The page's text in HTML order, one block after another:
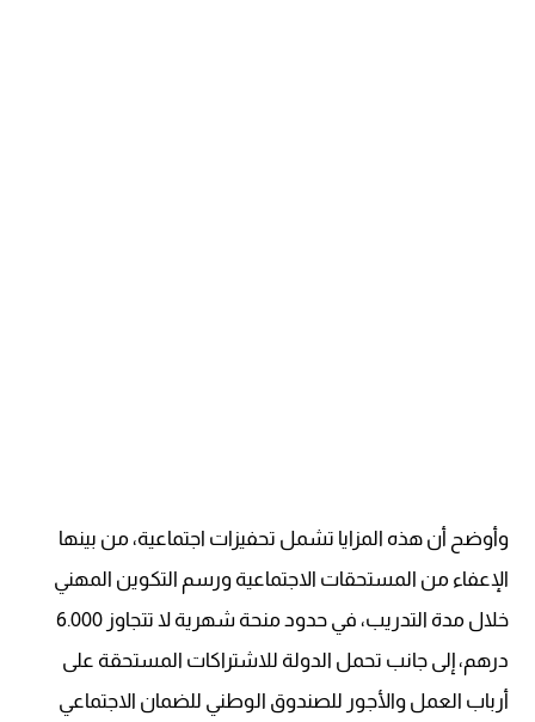
وأوضح أن هذه المزايا تشمل تحفيزات اجتماعية، من بينها
الإعفاء من المستحقات الاجتماعية ورسم التكوين المهني
خلال مدة التدريب، في حدود منحة شهرية لا تتجاوز 6.000
درهم، إلى جانب تحمل الدولة للاشتراكات المستحقة على
أرباب العمل والأجور للصندوق الوطني للضمان الاجتماعي